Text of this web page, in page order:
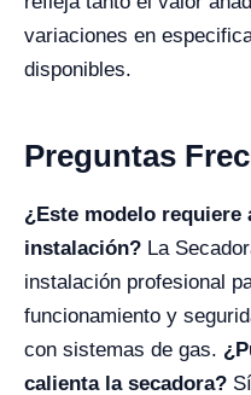
variaciones en
disponibles.
Preguntas
¿Este modelo
instalación? La
instalación profesional
funcionamiento y
con sistemas de gas.
calienta la secadora?